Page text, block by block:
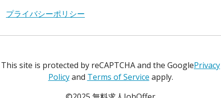
プライバシーポリシー
This site is protected by reCAPTCHA and the GooglePrivacy
Policyand Terms of Service apply.